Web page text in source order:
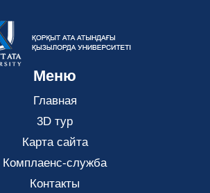
Меню
Главная
3D тур
Карта сайта
Комплаенс-служба
Контакты